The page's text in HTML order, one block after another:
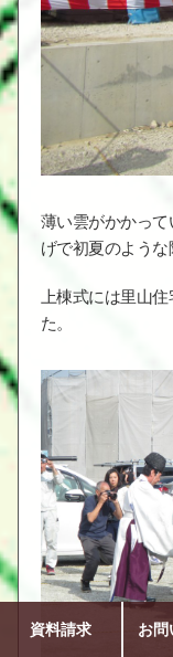
薄い雲がかかっ
げで初夏のような
上棟式には里山
た。
資料請求 お問